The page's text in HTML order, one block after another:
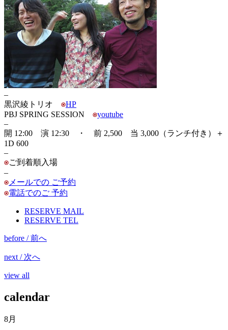
–
黒沢綾トリオ
HP
PBJ SPRING SESSION
youtube
–
開 12:00 演 12:30 ・ 前 2,500 当 3,000（ランチ付き）＋
1D 600
–
ご到着順入場
–
メールでの ご予約
電話でのご 予約
RESERVE MAIL
RESERVE TEL
before / 前へ
next / 次へ
view all
calendar
8月